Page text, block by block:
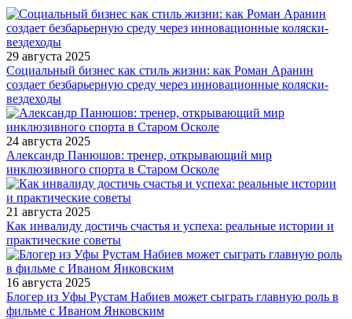
29 августа 2025
Социальный бизнес как стиль жизни: как Роман Аранин
создает безбарьерную среду через инновационные коляски-
вездеходы
24 августа 2025
Александр Панюшов: тренер, открывающий мир
инклюзивного спорта в Старом Осколе
21 августа 2025
Как инвалиду достичь счастья и успеха: реальные истории и
практические советы
16 августа 2025
Блогер из Уфы Рустам Набиев может сыграть главную роль в
фильме с Иваном Янковским